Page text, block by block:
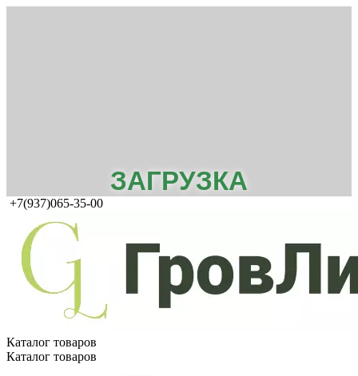
ЗАГРУЗКА
+7(937)065-35-00
Каталог товаров
Каталог товаров